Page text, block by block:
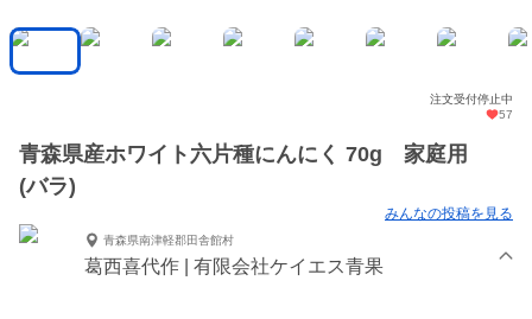
注文受付停止中
57
青森県産ホワイト六片種にんにく 70g 家庭用
(バラ)
みんなの投稿を見る
青森県南津軽郡田舎館村
葛西喜代作 | 有限会社ケイエス青果